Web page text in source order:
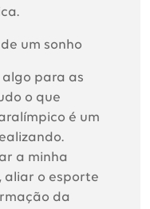
um sonho
algo para as
o que
é um
a minha
aliar o esporte
da